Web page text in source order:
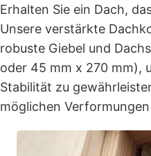
Erhalten Sie ein Dach,
Unsere verstärkte
robuste Giebel und
oder 45 mm x 270 mm),
Stabilität zu
möglichen